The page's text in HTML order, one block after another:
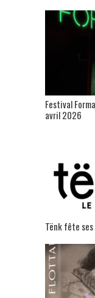
Festival
avril 2026
Tënk fête